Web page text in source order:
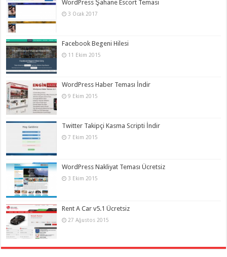
WordPress Şahane Escort Teması
3 Ocak 2017
Facebook Begeni Hilesi
11 Ekim 2015
WordPress Haber Teması İndir
9 Ekim 2015
Twitter Takipçi Kasma Scripti İndir
7 Ekim 2015
WordPress Nakliyat Teması Ücretsiz
3 Ekim 2015
Rent A Car v5.1 Ücretsiz
27 Ağustos 2015